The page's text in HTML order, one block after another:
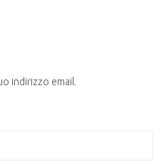
indirizzo email.